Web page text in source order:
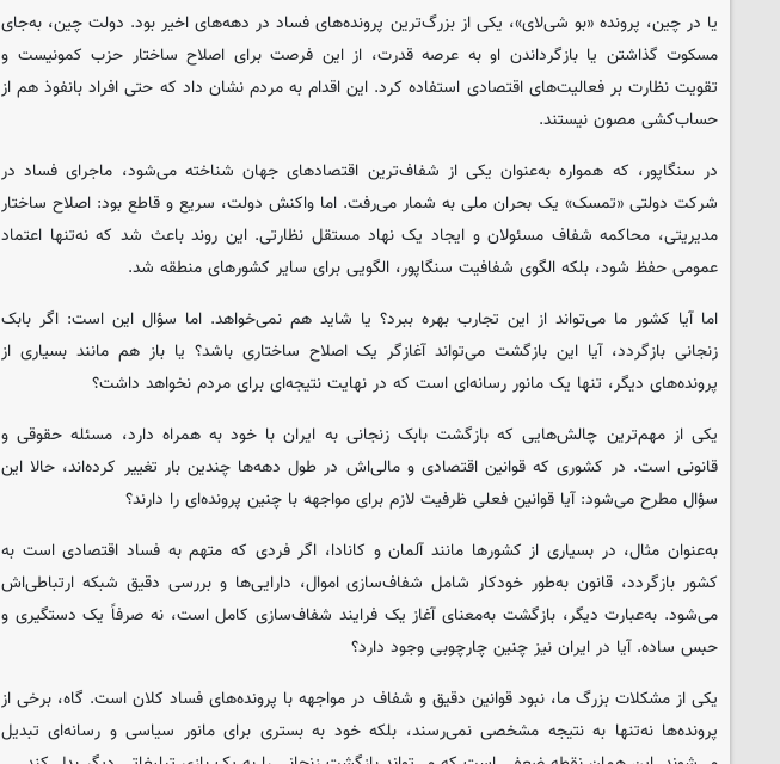
یا در چین، پرونده «بو شی‌لای»، یکی از بزرگ‌ترین پرونده‌های فساد در دهه‌های اخیر بود. دولت چین، به‌جای
مسکوت گذاشتن یا بازگرداندن او به عرصه قدرت، از این فرصت برای اصلاح ساختار حزب کمونیست و
تقویت نظارت بر فعالیت‌های اقتصادی استفاده کرد. این اقدام به مردم نشان داد که حتی افراد بانفوذ هم از
حساب‌کشی مصون نیستند.
در سنگاپور، که همواره به‌عنوان یکی از شفاف‌ترین اقتصادهای جهان شناخته می‌شود، ماجرای فساد در
شرکت دولتی «تمسک» یک بحران ملی به شمار می‌رفت. اما واکنش دولت، سریع و قاطع بود: اصلاح ساختار
مدیریتی، محاکمه شفاف مسئولان و ایجاد یک نهاد مستقل نظارتی. این روند باعث شد که نه‌تنها اعتماد
عمومی حفظ شود، بلکه الگوی شفافیت سنگاپور، الگویی برای سایر کشورهای منطقه شد.
اما آیا کشور ما می‌تواند از این تجارب بهره ببرد؟ یا شاید هم نمی‌خواهد. اما سؤال این است: اگر بابک
زنجانی بازگردد، آیا این بازگشت می‌تواند آغازگر یک اصلاح ساختاری باشد؟ یا باز هم مانند بسیاری از
پرونده‌های دیگر، تنها یک مانور رسانه‌ای است که در نهایت نتیجه‌ای برای مردم نخواهد داشت؟
یکی از مهم‌ترین چالش‌هایی که بازگشت بابک زنجانی به ایران با خود به همراه دارد، مسئله حقوقی و
قانونی است. در کشوری که قوانین اقتصادی و مالی‌اش در طول دهه‌ها چندین بار تغییر کرده‌اند، حالا این
سؤال مطرح می‌شود: آیا قوانین فعلی ظرفیت لازم برای مواجهه با چنین پرونده‌ای را دارند؟
به‌عنوان مثال، در بسیاری از کشورها مانند آلمان و کانادا، اگر فردی که متهم به فساد اقتصادی است به
کشور بازگردد، قانون به‌طور خودکار شامل شفاف‌سازی اموال، دارایی‌ها و بررسی دقیق شبکه ارتباطی‌اش
می‌شود. به‌عبارت دیگر، بازگشت به‌معنای آغاز یک فرایند شفاف‌سازی کامل است، نه صرفاً یک دستگیری و
حبس ساده. آیا در ایران نیز چنین چارچوبی وجود دارد؟
یکی از مشکلات بزرگ ما، نبود قوانین دقیق و شفاف در مواجهه با پرونده‌های فساد کلان است. گاه، برخی از
پرونده‌ها نه‌تنها به نتیجه مشخصی نمی‌رسند، بلکه خود به بستری برای مانور سیاسی و رسانه‌ای تبدیل